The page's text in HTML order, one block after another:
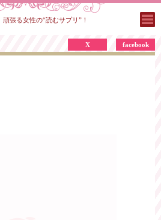
頑張る女性の“読むサプリ”！
X facebook